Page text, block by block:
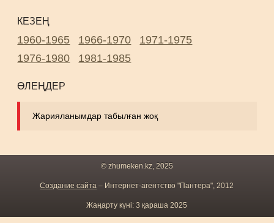
КЕЗЕҢ
1960-1965 1966-1970
1971-1975
1976-1980
1981-1985
ӨЛЕҢДЕР
Жарияланымдар табылған жоқ
© zhumeken.kz, 2025
Создание сайта – Интернет-агентство "Пантера", 2012
Жаңарту күні: 3 қараша 2025